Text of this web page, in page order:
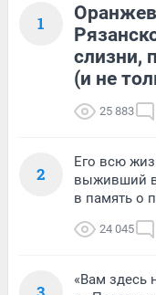
1
слизни,
(и не
25 883
2
Его всю
выживший
в память о
24 045
«Вам здесь